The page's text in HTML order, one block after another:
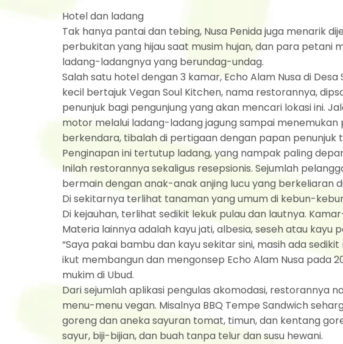
Hotel dan ladang
Tak hanya pantai dan tebing, Nusa Penida juga menarik
perbukitan yang hijau saat musim hujan, dan para petani
ladang-ladangnya yang berundag-undag.
Salah satu hotel dengan 3 kamar, Echo Alam Nusa di
kecil bertajuk Vegan Soul Kitchen, nama restorannya,
penunjuk bagi pengunjung yang akan mencari lokasi ini.
motor melalui ladang-ladang jagung sampai
berkendara, tibalah di pertigaan dengan papan
Penginapan ini tertutup ladang, yang nampak paling
Inilah restorannya sekaligus resepsionis. Sejumlah
bermain dengan anak-anak anjing lucu yang berkeliaran
Di sekitarnya terlihat tanaman yang umum di kebun-
Di kejauhan, terlihat sedikit lekuk pulau dan lautnya.
Materia lainnya adalah kayu jati, albesia, seseh atau kayu
“Saya pakai bambu dan kayu sekitar sini, masih ada
ikut membangun dan mengonsep Echo Alam Nusa pada
mukim di Ubud.
Dari sejumlah aplikasi pengulas akomodasi, restorannya
menu-menu vegan. Misalnya BBQ Tempe Sandwich
goreng dan aneka sayuran tomat, timun, dan kentang
sayur, biji-bijian, dan buah tanpa telur dan susu hewani.